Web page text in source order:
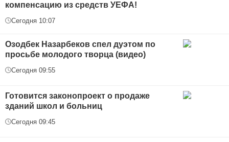
компенсацию из средств УЕФА!
Сегодня 10:07
Озодбек Назарбеков спел дуэтом по
просьбе молодого творца (видео)
Сегодня 09:55
Готовится законопроект о продаже
зданий школ и больниц
Сегодня 09:45